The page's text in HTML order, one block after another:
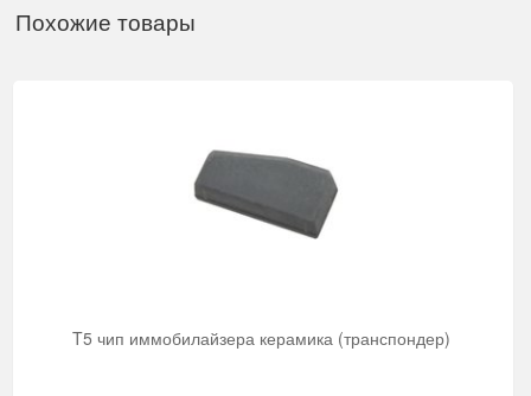
Похожие товары
T5 чип иммобилайзера керамика (транспондер)